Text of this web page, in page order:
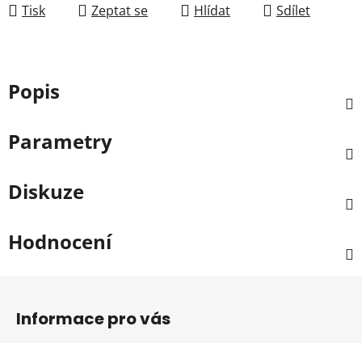
Tisk Zeptat se Hlídat Sdílet
Popis
Parametry
Diskuze
Hodnocení
Informace pro vás